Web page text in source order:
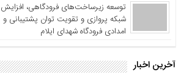
توسعه زیرساخت‌های فرودگاهی، افزایش
شبکه پروازی و تقویت توان پشتیبانی و
امدادی فرودگاه شهدای ایلام
آخرین اخبار